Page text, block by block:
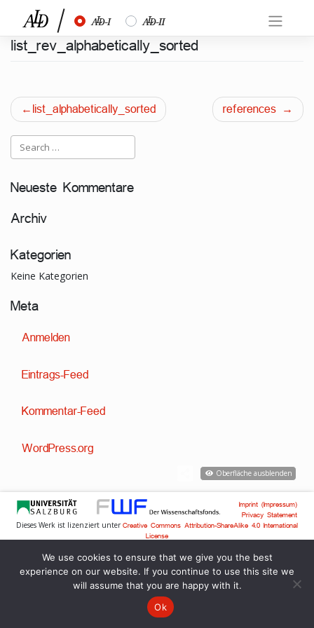
content
½ ¾
list_rev_alphabetically_sorted
Beitragsnavigation
list_alphabetically_sorted references
Neueste Kommentare
Archiv
Kategorien
Keine Kategorien
Meta
Anmelden
Eintrags-Feed
Kommentar-Feed
WordPress.org
Oberfläche ausblenden
Imprint (Impressum)
Privacy Statement
Dieses Werk ist lizenziert unter Creative Commons Attribution-ShareAlike 4.0 International
License
We use cookies to ensure that we give you the best
experience on our website. If you continue to use this site we
will assume that you are happy with it.
Ok